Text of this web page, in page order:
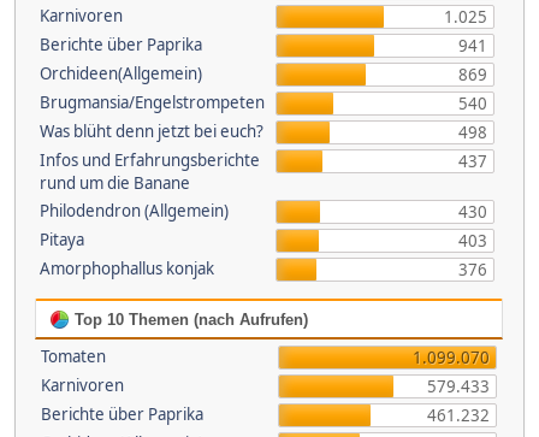
Karnivoren
1.025
Berichte über Paprika
941
Orchideen(Allgemein)
869
Brugmansia/Engelstrompeten
540
Was blüht denn jetzt bei euch?
498
Infos und Erfahrungsberichte
rund um die Banane
437
Philodendron (Allgemein)
430
Pitaya
403
Amorphophallus konjak
376
Top 10 Themen (nach Aufrufen)
Tomaten
1.099.070
Karnivoren
579.433
Berichte über Paprika
461.232